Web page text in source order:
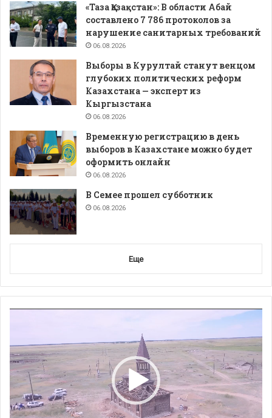
«Таза Қазақстан»: В области Абай
составлено 7 786 протоколов за
нарушение санитарных требований
06.08.2026
Выборы в Курултай станут венцом
глубоких политических реформ
Казахстана — эксперт из
Кыргызстана
06.08.2026
Временную регистрацию в день
выборов в Казахстане можно будет
оформить онлайн
06.08.2026
В Семее прошел субботник
06.08.2026
Еще